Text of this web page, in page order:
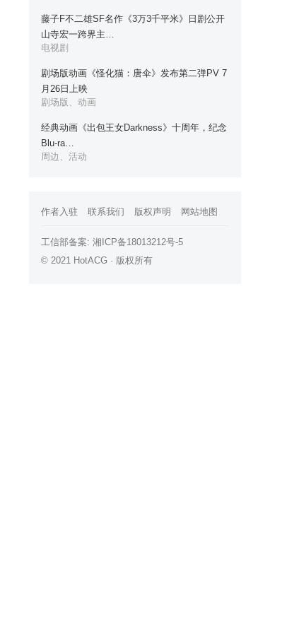
藤子F不二雄SF名作《3万3千平米》日剧公开
山寺宏一跨界主…
电视剧
剧场版动画《怪化猫：唐伞》发布第二弹PV 7
月26日上映
剧场版、动画
经典动画《出包王女Darkness》十周年，纪念
Blu-ra…
周边、活动
作者入驻 联系我们 版权声明 网站地图
工信部备案: 湘ICP备18013212号-5
© 2021 HotACG · 版权所有